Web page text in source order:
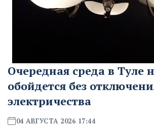
Очередная среда в Туле
обойдется без
электричества
04 АВГУСТА 2026 17:44